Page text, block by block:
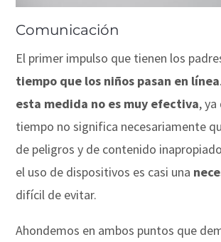
Comunicación
El primer impulso que tienen los
tiempo que los niños pasan en línea
esta medida no es muy efectiva,
tiempo no significa necesariamente
de peligros y de contenido
el uso de dispositivos es casi una
difícil de evitar.
Ahondemos en ambos puntos que